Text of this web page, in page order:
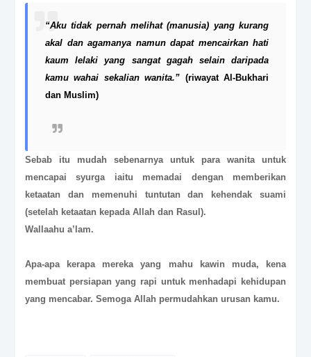
“Aku tidak pernah melihat (manusia) yang kurang
akal dan agamanya namun dapat mencairkan hati
kaum lelaki yang sangat gagah selain daripada
kamu wahai sekalian wanita.” (riwayat Al-Bukhari
dan Muslim)
Sebab itu mudah sebenarnya untuk para wanita untuk
mencapai syurga iaitu memadai dengan memberikan
ketaatan dan memenuhi tuntutan dan kehendak suami
(setelah ketaatan kepada Allah dan Rasul).
Wallaahu a’lam.
Apa-apa kerapa mereka yang mahu kawin muda, kena
membuat persiapan yang rapi untuk menhadapi kehidupan
yang mencabar. Semoga Allah permudahkan urusan kamu.